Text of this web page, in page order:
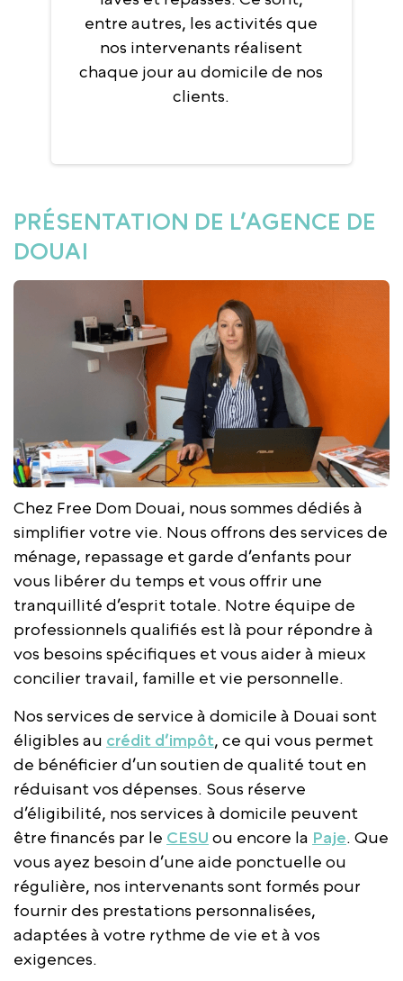
entre autres, les activités que
nos intervenants réalisent
chaque jour au domicile de nos
clients.
PRÉSENTATION DE L’AGENCE DE
DOUAI
Chez Free Dom Douai, nous sommes dédiés à
simplifier votre vie. Nous offrons des services de
ménage, repassage et garde d’enfants pour
vous libérer du temps et vous offrir une
tranquillité d’esprit totale. Notre équipe de
professionnels qualifiés est là pour répondre à
vos besoins spécifiques et vous aider à mieux
concilier travail, famille et vie personnelle.
Nos services de service à domicile à Douai sont
éligibles au crédit d’impôt, ce qui vous permet
de bénéficier d’un soutien de qualité tout en
réduisant vos dépenses. Sous réserve
d’éligibilité, nos services à domicile peuvent
être financés par le CESU ou encore la Paje. Que
vous ayez besoin d’une aide ponctuelle ou
régulière, nos intervenants sont formés pour
fournir des prestations personnalisées,
adaptées à votre rythme de vie et à vos
exigences.